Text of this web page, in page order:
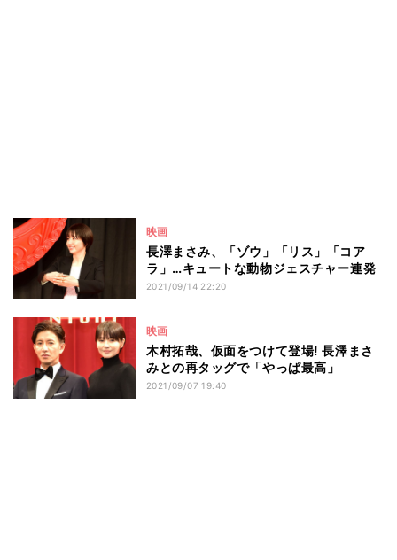
映画
長澤まさみ、「ゾウ」「リス」「コア
ラ」…キュートな動物ジェスチャー連発
2021/09/14 22:20
映画
木村拓哉、仮面をつけて登場! 長澤まさ
みとの再タッグで「やっぱ最高」
2021/09/07 19:40